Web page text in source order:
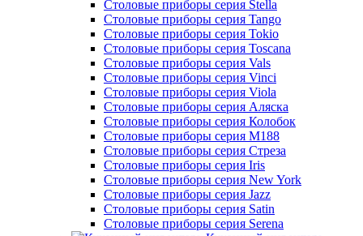
Столовые приборы серия Stella
Столовые приборы серия Tango
Столовые приборы серия Tokio
Столовые приборы серия Toscana
Столовые приборы серия Vals
Столовые приборы серия Vinci
Столовые приборы серия Viola
Столовые приборы серия Аляска
Столовые приборы серия Колобок
Столовые приборы серия М188
Столовые приборы серия Стреза
Столовые приборы серия Iris
Столовые приборы серия New York
Столовые приборы серия Jazz
Столовые приборы серия Satin
Столовые приборы серия Serena